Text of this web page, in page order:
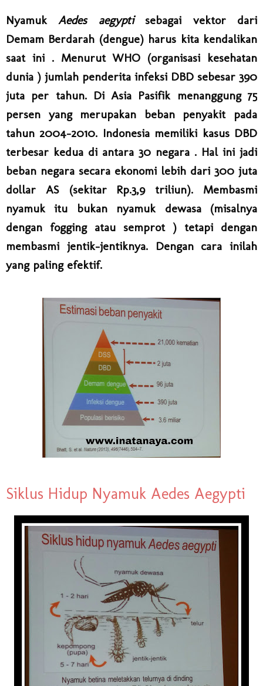
NyamukAedes aegyptisebagai vektor dari
Demam Berdarah (dengue) harus kita kendalikan
saat ini . Menurut WHO (organisasi kesehatan
dunia ) jumlah penderita infeksi DBD sebesar 390
juta per tahun. Di Asia Pasifik menanggung 75
persen yang merupakan beban penyakit pada
tahun 2004-2010. Indonesia memiliki kasus DBD
terbesar kedua di antara 30 negara . Hal ini jadi
beban negara secara ekonomi lebih dari 300 juta
dollar AS (sekitar Rp.3,9 triliun). Membasmi
nyamuk itu bukan nyamuk dewasa (misalnya
dengan fogging atau semprot ) tetapi dengan
membasmi jentik-jentiknya. Dengan cara inilah
yang paling efektif.
Siklus Hidup Nyamuk Aedes Aegypti